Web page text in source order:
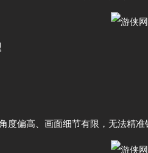
度偏高、画面细节有限，无法精准